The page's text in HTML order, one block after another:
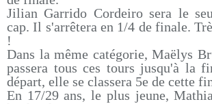
Jilian Garrido Cordeiro sera le
cap. Il s'arrêtera en 1/4 de finale.
!
Dans la même catégorie, Maëlys
passera tous ces tours jusqu'à la
départ, elle se classera 5e de cette
En 17/29 ans, le plus jeune,